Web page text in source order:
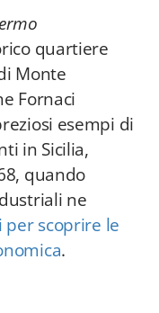
quartiere
Monte
Fornaci
esempi di
in Sicilia,
quando
ne
per scoprire le
.